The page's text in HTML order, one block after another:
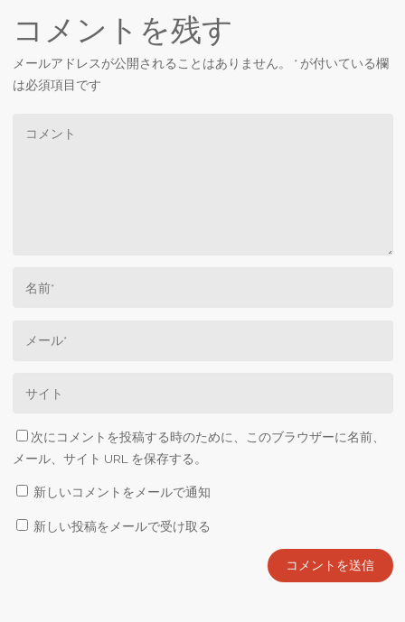
コメントを残す
メールアドレスが公開されることはありません。 * が付いている欄
は必須項目です
次にコメントを投稿する時のために、このブラウザーに名前、
メール、サイト URL を保存する。
新しいコメントをメールで通知
新しい投稿をメールで受け取る